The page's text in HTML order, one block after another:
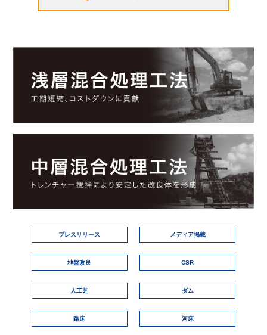
プレスリリース メディア掲載
地盤改良 CSR
人工芝 ダム
路床 河床